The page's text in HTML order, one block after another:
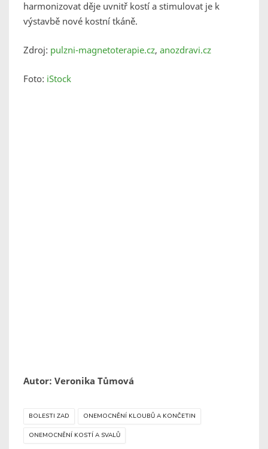
harmonizovat děje uvnitř kostí a stimulovat je k
výstavbě nové kostní tkáně.
Zdroj: pulzni-magnetoterapie.cz, anozdravi.cz
Foto: iStock
Autor: Veronika Tůmová
BOLESTI ZAD ONEMOCNĚNÍ KLOUBŮ A KONČETIN
ONEMOCNĚNÍ KOSTÍ A SVALŮ